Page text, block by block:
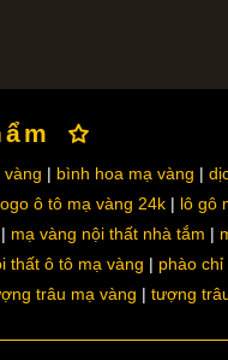
vàng bình hoa mạ vàng
ô tô mạ vàng 24k
lô gô
mạ vàng nội thất nhà tắm
thất ô tô mạ vàng
phào chỉ
trâu mạ vàng tượng